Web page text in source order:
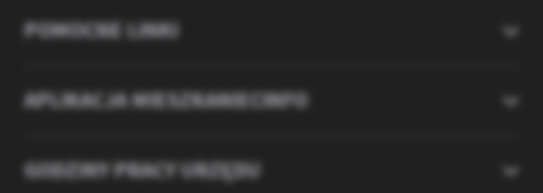
POMOCNE LINKI
APLIKACJA MIESZKANIECINFO
GODZINY PRACY URZĘDU